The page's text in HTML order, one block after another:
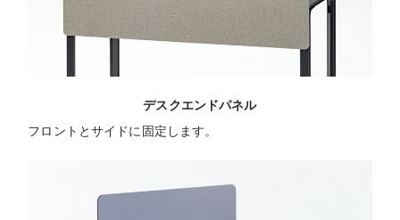
デスクエンドパネル
フロントとサイドに固定します。